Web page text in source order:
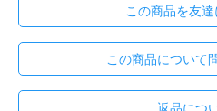
この商品を友
この商品について
返品につ